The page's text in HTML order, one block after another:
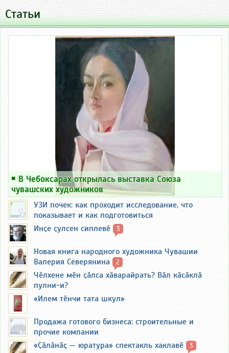
Статьи
￭ В Чебоксарах открылась выставка Союза
чувашских художников
УЗИ почек: как проходит исследование, что
показывает и как подготовиться
Инҫе ҫулсен сиплевӗ
3
Новая книга народного художника Чувашии
Валерия Северянина
2
Чӗлхене мӗн ҫӑлса хӑварайрать? Вӑл кӑсӑклӑ
пулни-и?
«Илем тӗнчи тата шкул»
Продажа готового бизнеса: строительные и
прочие компании
«Ҫӑлӑнӑҫ — юратура» спектакль хаклавӗ
3